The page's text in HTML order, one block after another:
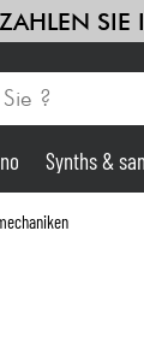
ZAHLEN SIE
Synths &